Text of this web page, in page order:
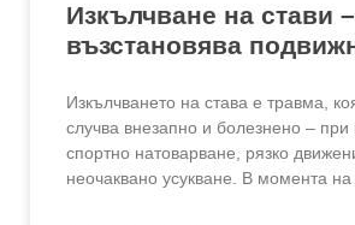
Изкълчване на стави
възстановява
Изкълчването на става е травма,
случва внезапно и болезнено – при
спортно натоварване, рязко
неочаквано усукване. В момента на